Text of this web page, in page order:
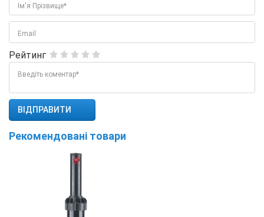
Ім'я Прізвище*
Email
Рейтинг
Введіть коментар*
Рекомендовані товари